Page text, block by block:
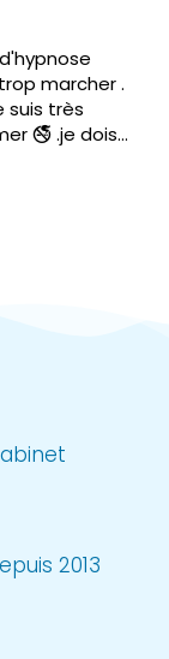
dois
2013